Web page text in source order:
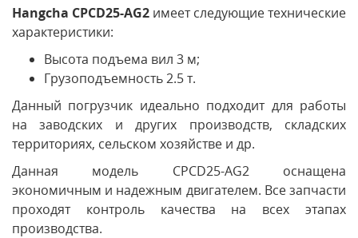
Hangcha CPCD25-AG2 имеет следующие технические
характеристики:
Высота подъема вил 3 м;
Грузоподъемность 2.5 т.
Данный погрузчик идеально подходит для работы
на заводских и других производств, складских
территориях, сельском хозяйстве и др.
Данная модель CPCD25-AG2 оснащена
экономичным и надежным двигателем. Все запчасти
проходят контроль качества на всех этапах
производства.